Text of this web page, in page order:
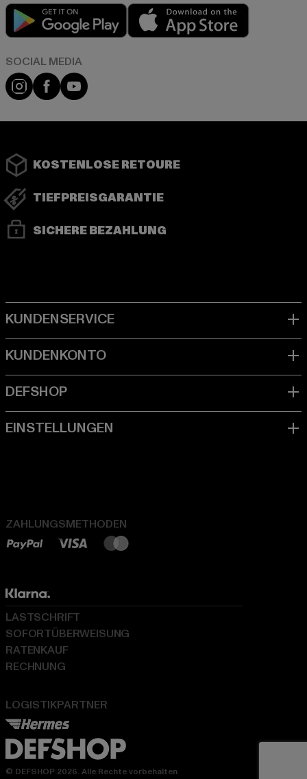
Play market
Instagram
FacebookYouTube
KOSTENLOSE RETOURE
TIEFPREISGARANTIE
SICHERE BEZAHLUNG
ZAHLUNGSMETHODEN
LOGISTIKPARTNER
LASTSCHRIFT
SOFORTÜBERWEISUNG
RATENKAUF
RECHNUNG
© DEFSHOP 2026. Alle Rechte vorbehalten